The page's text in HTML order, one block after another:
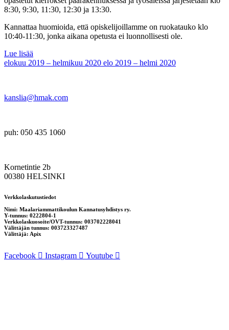
8:30, 9:30, 11:30, 12:30 ja 13:30.
Kannattaa huomioida, että opiskelijoillamme on ruokatauko klo
10:40-11:30, jonka aikana opetusta ei luonnollisesti ole.
Lue lisää
elokuu 2019 – helmikuu 2020 elo 2019 – helmi 2020
kanslia@hmak.com
puh: 050 435 1060
Kornetintie 2b
00380 HELSINKI
Verkkolaskutustiedot
Nimi: Maalariammattikoulun Kannatusyhdistys ry.
Y-tunnus: 0222804-1
Verkkolaskuosoite/OVT-tunnus: 003702228041
Välittäjän tunnus: 003723327487
Välittäjä: Apix
Facebook Instagram Youtube